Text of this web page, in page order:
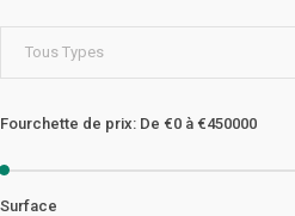
Tous Types
Fourchette de prix: De €0 à €450000
Surface